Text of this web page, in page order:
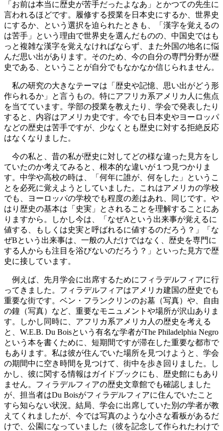
「お前は本当に歴史が苦手だったよなあ」とかつての先生に
言われるほどです。履修する授業を日本史にするか、世界史
にするか、という選択を迫られたときも、「漢字を覚えるの
は苦手」という理由で世界史を選んだものの、中国史ではも
っと複雑な漢字を覚えなければならず、また外国の地名に悩
んだ思い出があります。そのため、今の自分の専門分野が歴
史である、ということが自分でもなかなか信じられません。
私の研究の大きなテーマは「歴史や記憶、思い出がどう形
作られるか」と言うもの。特にアフリカ系アメリカ人に焦点
を当てています。学部の授業を教えたり、学会で発表したり
すると、内容はアメリカ史です。今でも日本史やヨーロッパ
などの歴史は苦手ですが、少なくとも歴史に対する拒絶反応
はなくなりました。
今の私と、昔の私が歴史に対してどの様な違った見方をし
ていたのか考えてみると、根本的な違いが１つ見つかりま
す。中学や高校の時は、「何年に誰が、何をした」というこ
とを必死に覚えようとしていました。これはアメリカの学校
でも、ヨーロッパの学校でも程度の差はあれ、同じです。や
はり歴史の基本は「史実」とされることを理解することにあ
りますから。しかし今は、「なぜAという出来事が覚えるに
値する、もしくは史実と呼ばれるに値するのだろう？」「な
ぜBという出来事は、一般の人だけではなく、歴史を専門に
する人からも注目を浴びないのだろう？」といった見方で歴
史に接しています。
例えば、先月学会に出席するためにフィラデルフィアに行
ってきました。フィラデルフィアはアメリカ建国の歴史でも
重要な街です。ベン・フランクリンのお墓（写真）や、自由
の鐘（写真）など、重要なモニュメントや場所が沢山ありま
す。しかし同時に、アフリカ系アメリカ人の歴史を考える
と、W.E.B. Du Boisという有名な学者がThe Philadelphia Negro
という本を書くために、短期間ですが滞在した重要な都市で
もあります。私は彼が住んでいた場所を見つけようと、学会
の期間中に空き時間を見つけて、街中を歩き回りました。し
かし、彼に関する情報はガイドブックにも、歴史館にもあり
ません。フィラデルフィアの歴史文章館でも確認しました
が、担当者はDu Boisがフィラデルフィアに住んでいたこと
すら知らない状況。結局、学会に出席していた別の学者が教
えてくれましたが、今では写真のような小さな看板があるだ
けで、公園になっていました（彼を記念して作られたわけで